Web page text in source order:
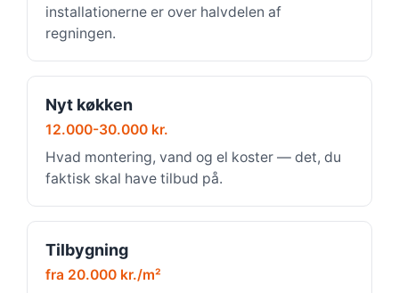
installationerne er over halvdelen af
regningen.
Nyt køkken
12.000-30.000 kr.
Hvad montering, vand og el koster — det, du
faktisk skal have tilbud på.
Tilbygning
fra 20.000 kr./m²